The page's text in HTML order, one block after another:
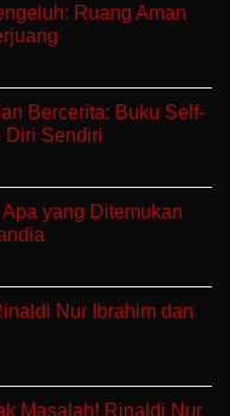
Ruang Aman
Bercerita: Buku Self-
Diri Sendiri
yang Ditemukan
Nur Ibrahim dan
Masalah! Rinaldi Nur